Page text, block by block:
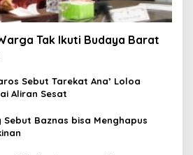
Tak Ikuti Budaya Barat
Sebut Tarekat Ana’ Loloa
Aliran Sesat
Sebut Baznas bisa Menghapus